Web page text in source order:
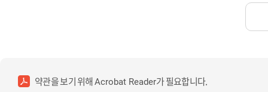
약관을 보기 위해Acrobat Reader가 필요합니다.